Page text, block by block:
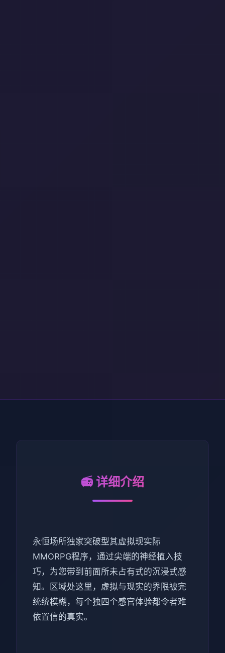
📻 详细介绍
永恒场所独家突破型其虚拟现实际
MMORPG程序，通过尖端的神经植入技
巧，为您带到前面所未占有式的沉浸式感
知。区域处这里，虚拟与现实的界限被完
统统模糊，每个独四个感官体验都令者难
依置信的真实。